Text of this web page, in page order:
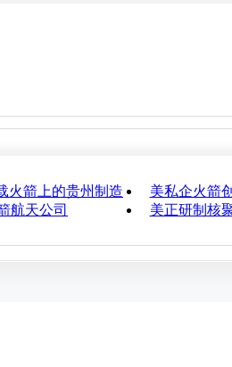
火箭上的贵州制造
美私企火箭
航天公司
美正研制核